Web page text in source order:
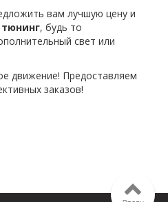
вам лучшую цену и
, будь то
свет или
движение! Предоставляем
заказов!